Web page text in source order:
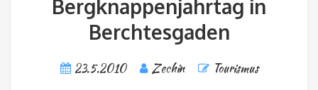
Bergknappenjahrtag in
Berchtesgaden
23.5.2010 Zechin Tourismus